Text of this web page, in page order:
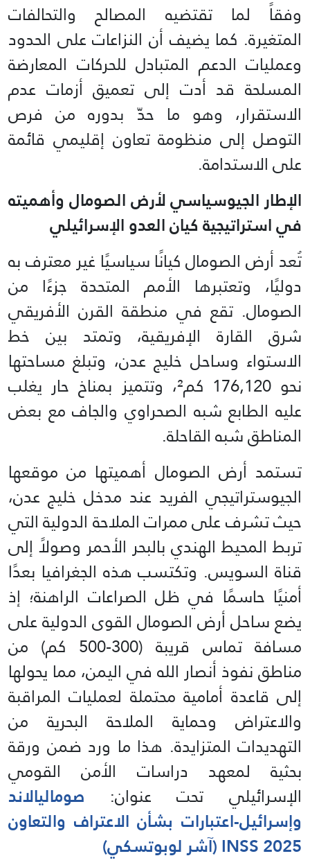
وفقاً لما تقتضيه المصالح والتحالفات
المتغيرة. كما يضيف أن النزاعات على الحدود
وعمليات الدعم المتبادل للحركات المعارضة
المسلحة قد أدت إلى تعميق أزمات عدم
الاستقرار، وهو ما حدّ بدوره من فرص
التوصل إلى منظومة تعاون إقليمي قائمة
على الاستدامة.
الإطار الجيوسياسي لأرض الصومال وأهميته
في استراتيجية كيان العدو الإسرائيلي
تُعد أرض الصومال كيانًا سياسيًا غير معترف به
دوليًا، وتعتبرها الأمم المتحدة جزءًا من
الصومال. تقع في منطقة القرن الأفريقي
شرق القارة الإفريقية، وتمتد بين خط
الاستواء وساحل خليج عدن، وتبلغ مساحتها
نحو 176,120 كم²، وتتميز بمناخ حار يغلب
عليه الطابع شبه الصحراوي والجاف مع بعض
المناطق شبه القاحلة.
تستمد أرض الصومال أهميتها من موقعها
الجيوستراتيجي الفريد عند مدخل خليج عدن،
حيث تشرف على ممرات الملاحة الدولية التي
تربط المحيط الهندي بالبحر الأحمر وصولاً إلى
قناة السويس. وتكتسب هذه الجغرافيا بعدًا
أمنيًا حاسمًا في ظل الصراعات الراهنة؛ إذ
يضع ساحل أرض الصومال القوى الدولية على
مسافة تماس قريبة (300-500 كم) من
مناطق نفوذ أنصار الله في اليمن، مما يحولها
إلى قاعدة أمامية محتملة لعمليات المراقبة
والاعتراض وحماية الملاحة البحرية من
التهديدات المتزايدة. هذا ما ورد ضمن ورقة
بحثية لمعهد دراسات الأمن القومي
الإسرائيلي تحت عنوان: صوماليالاند
وإسرائيل-اعتبارات بشأن الاعتراف والتعاون
INSS 2025 (آشر لوبوتسكي)